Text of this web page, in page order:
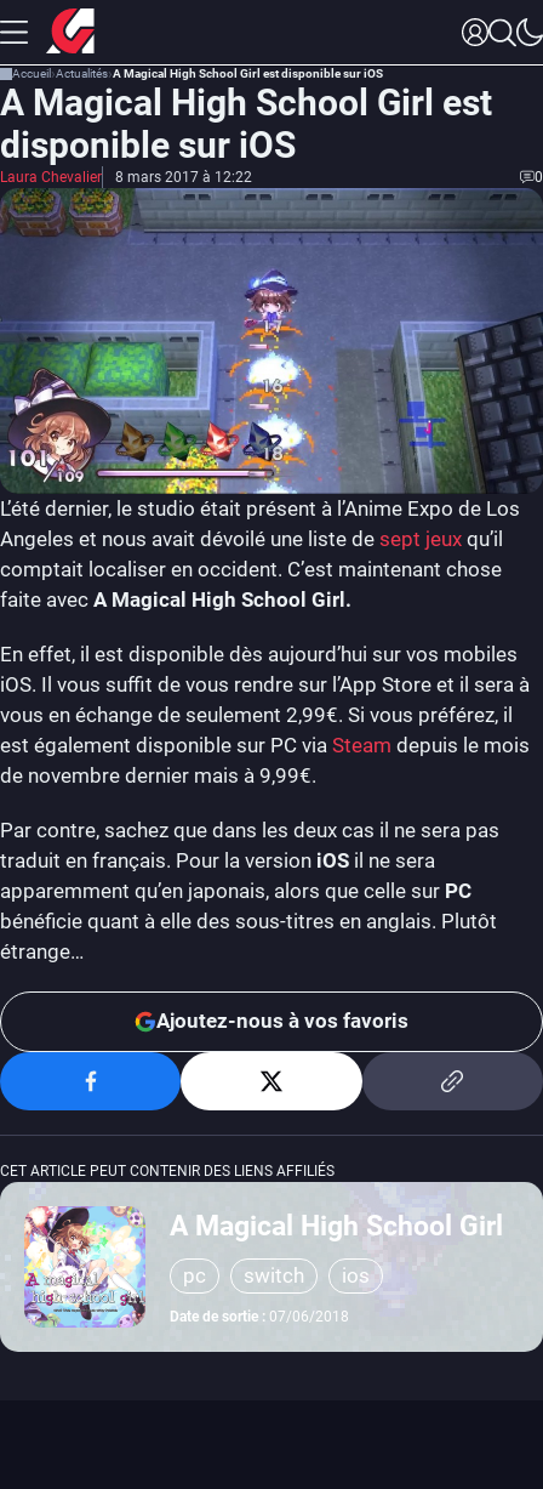
Accueil Actualités A Magical High School Girl est disponible sur iOS
A Magical High School Girl est
disponible sur iOS
Laura Chevalier 8 mars 2017 à 12:22 0
L’été dernier, le studio était présent à l’Anime Expo de Los
Angeles et nous avait dévoilé une liste de sept jeux qu’il
comptait localiser en occident. C’est maintenant chose
faite avec A Magical High School Girl.
En effet, il est disponible dès aujourd’hui sur vos mobiles
iOS. Il vous suffit de vous rendre sur l’App Store et il sera à
vous en échange de seulement 2,99€. Si vous préférez, il
est également disponible sur PC via Steam depuis le mois
de novembre dernier mais à 9,99€.
Par contre, sachez que dans les deux cas il ne sera pas
traduit en français. Pour la version iOS il ne sera
apparemment qu’en japonais, alors que celle sur PC
bénéficie quant à elle des sous-titres en anglais. Plutôt
étrange…
Ajoutez-nous à vos favoris
CET ARTICLE PEUT CONTENIR DES LIENS AFFILIÉS
A Magical High School Girl
pc switch ios
Date de sortie : 07/06/2018